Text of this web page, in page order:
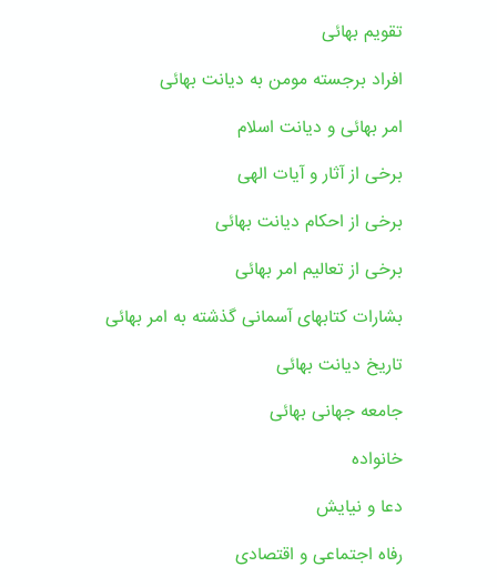
تقویم بهائی
افراد برجسته مومن به دیانت بهائی
امر بهائی و دیانت اسلام
برخی از آثار و آیات الهی
برخی از احکام دیانت بهائی
برخی از تعالیم امر بهائی
بشارات کتابهای آسمانی گذشته به امر بهائی
تاریخ دیانت بهائی
جامعه جهانی بهائی
خانواده
دعا و نیایش
رفاه اجتماعی و اقتصادی